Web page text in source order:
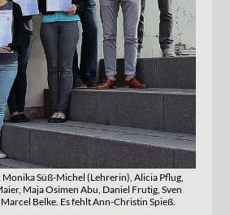
Monika Süß-Michel (Lehrerin), Alicia Pflug,
Maja Osimen Abu, Daniel Frutig, Sven
Belke. Es fehlt Ann-Christin Spieß.